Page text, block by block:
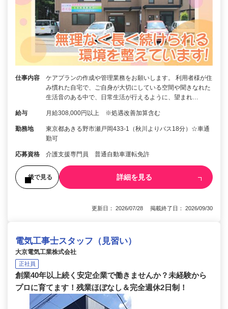
仕事内容
ケアプランの作成や管理業務をお願いします。 利用者様が住
み慣れた自宅で、ご自身が大切にしている空間や聞きなれた
生活音のある中で、日常生活が行えるように、望まれ…
給与 月給308,000円以上 ※処遇改善加算含む
勤務地
東京都あきる野市瀬戸岡433-1（秋川よりバス18分）☆車通
勤可
応募資格 介護支援専門員 普通自動車運転免許
後で見る 詳細を見る
更新日： 2026/07/28 掲載終了日： 2026/09/30
電気工事士スタッフ（見習い）
大京電気工業株式会社
正社員
創業40年以上続く安定企業で働きませんか？未経験から
プロに育てます！残業ほぼなし＆完全週休2日制！